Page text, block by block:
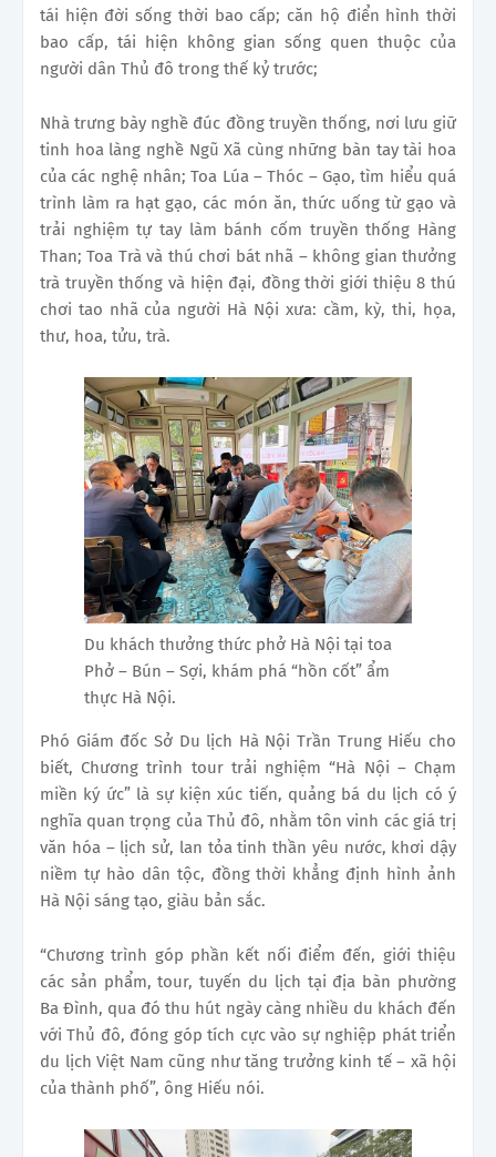
tái hiện đời sống thời bao cấp; căn hộ điển hình thời
bao cấp, tái hiện không gian sống quen thuộc của
người dân Thủ đô trong thế kỷ trước;
Nhà trưng bày nghề đúc đồng truyền thống, nơi lưu giữ
tinh hoa làng nghề Ngũ Xã cùng những bàn tay tài hoa
của các nghệ nhân; Toa Lúa – Thóc – Gạo, tìm hiểu quá
trình làm ra hạt gạo, các món ăn, thức uống từ gạo và
trải nghiệm tự tay làm bánh cốm truyền thống Hàng
Than; Toa Trà và thú chơi bát nhã – không gian thưởng
trà truyền thống và hiện đại, đồng thời giới thiệu 8 thú
chơi tao nhã của người Hà Nội xưa: cầm, kỳ, thi, họa,
thư, hoa, tửu, trà.
Du khách thưởng thức phở Hà Nội tại toa
Phở – Bún – Sợi, khám phá “hồn cốt” ẩm
thực Hà Nội.
Phó Giám đốc Sở Du lịch Hà Nội Trần Trung Hiếu cho
biết, Chương trình tour trải nghiệm “Hà Nội – Chạm
miền ký ức” là sự kiện xúc tiến, quảng bá du lịch có ý
nghĩa quan trọng của Thủ đô, nhằm tôn vinh các giá trị
văn hóa – lịch sử, lan tỏa tinh thần yêu nước, khơi dậy
niềm tự hào dân tộc, đồng thời khẳng định hình ảnh
Hà Nội sáng tạo, giàu bản sắc.
“Chương trình góp phần kết nối điểm đến, giới thiệu
các sản phẩm, tour, tuyến du lịch tại địa bàn phường
Ba Đình, qua đó thu hút ngày càng nhiều du khách đến
với Thủ đô, đóng góp tích cực vào sự nghiệp phát triển
du lịch Việt Nam cũng như tăng trưởng kinh tế – xã hội
của thành phố”, ông Hiếu nói.